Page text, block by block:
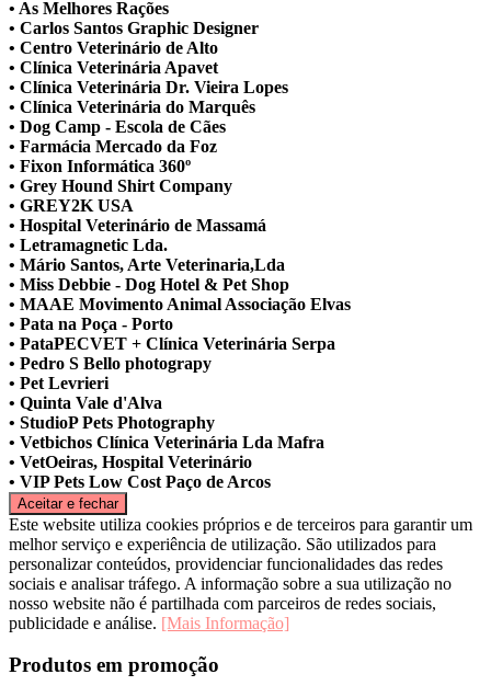
• As Melhores Rações
• Carlos Santos Graphic Designer
• Centro Veterinário de Alto
• Clínica Veterinária Apavet
• Clínica Veterinária Dr. Vieira Lopes
• Clínica Veterinária do Marquês
• Dog Camp - Escola de Cães
• Farmácia Mercado da Foz
• Fixon Informática 360º
• Grey Hound Shirt Company
• GREY2K USA
• Hospital Veterinário de Massamá
• Letramagnetic Lda.
• Mário Santos, Arte Veterinaria,Lda
• Miss Debbie - Dog Hotel & Pet Shop
• MAAE Movimento Animal Associação Elvas
• Pata na Poça - Porto
• PataPECVET + Clínica Veterinária Serpa
• Pedro S Bello photograpy
• Pet Levrieri
• Quinta Vale d'Alva
• StudioP Pets Photography
• Vetbichos Clínica Veterinária Lda Mafra
• VetOeiras, Hospital Veterinário
• VIP Pets Low Cost Paço de Arcos
Este website utiliza cookies próprios e de terceiros para garantir um
melhor serviço e experiência de utilização. São utilizados para
personalizar conteúdos, providenciar funcionalidades das redes
sociais e analisar tráfego. A informação sobre a sua utilização no
nosso website não é partilhada com parceiros de redes sociais,
publicidade e análise. [Mais Informação]
Produtos em promoção